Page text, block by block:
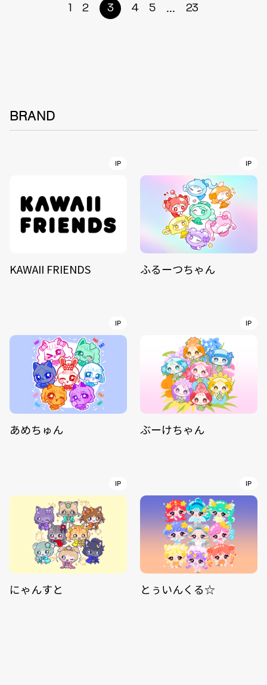
1 2 3 4 5 ... 23
BRAND
IP
KAWAII FRIENDS
IP
ふるーつちゃん
IP
あめちゅん
IP
ぶーけちゃん
IP
にゃんすと
IP
とぅいんくる☆